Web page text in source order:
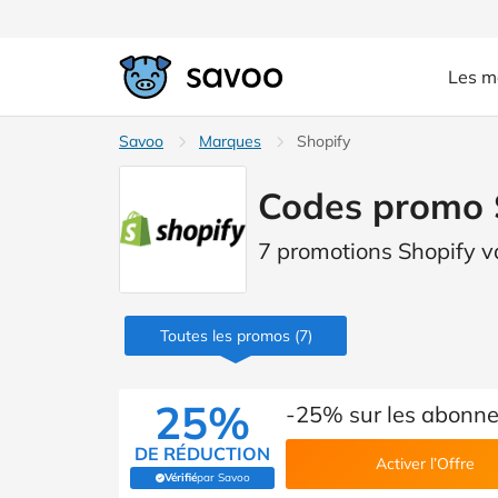
Les
Savoo Marques Shopify
Codes
7 promotions Shopify
Toutes les promos(7)
25%
DE RÉDUCTION
Vérifiépar Savoo
(Vérifié par Savoo)
-25% sur les
Activer l’Offre